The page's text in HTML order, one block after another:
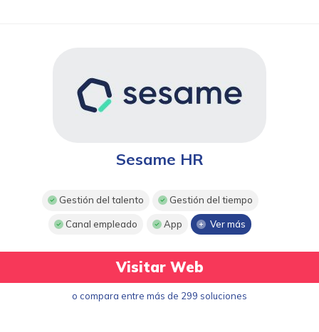
Sesame HR
Gestión del talento Gestión del tiempo
Canal empleado App Ver más
Visitar Web
o compara entre más de 299 soluciones